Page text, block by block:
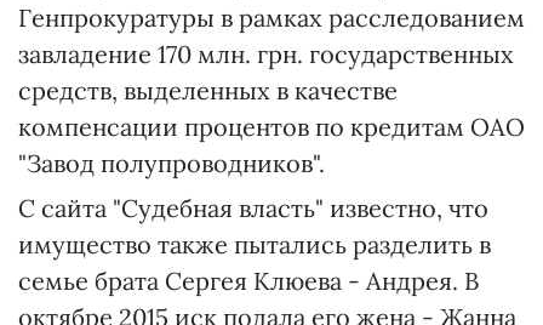
Генпрокуратуры в рамках расследованием
завладение 170 млн. грн. государственных
средств, выделенных в качестве
компенсации процентов по кредитам ОАО
"Завод полупроводников".
С сайта "Судебная власть" известно, что
имущество также пытались разделить в
семье брата Сергея Клюева - Андрея. В
октябре 2015 иск подала его жена - Жанна